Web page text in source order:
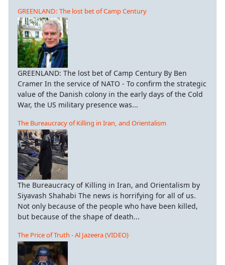
GREENLAND: The lost bet of Camp Century
GREENLAND: The lost bet of Camp Century By Ben
Cramer In the service of NATO - To confirm the strategic
value of the Danish colony in the early days of the Cold
War, the US military presence was...
The Bureaucracy of Killing in Iran, and Orientalism
The Bureaucracy of Killing in Iran, and Orientalism by
Siyavash Shahabi The news is horrifying for all of us.
Not only because of the people who have been killed,
but because of the shape of death...
The Price of Truth - Al Jazeera (VIDEO)